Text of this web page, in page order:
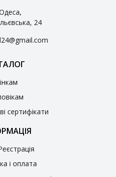
24
сертифікати
і оплата